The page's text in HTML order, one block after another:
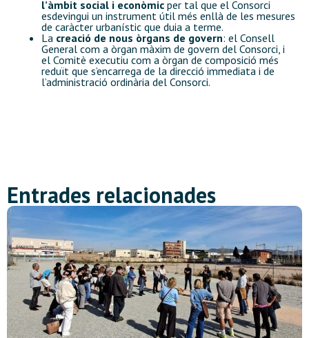
l’àmbit social i econòmic per tal que el Consorci
esdevingui un instrument útil més enllà de les mesures
de caràcter urbanístic que duia a terme.
La creació de nous òrgans de govern: el Consell
General com a òrgan màxim de govern del Consorci, i
el Comitè executiu com a òrgan de composició més
reduït que s’encarrega de la direcció immediata i de
l’administració ordinària del Consorci.
Entrades relacionades